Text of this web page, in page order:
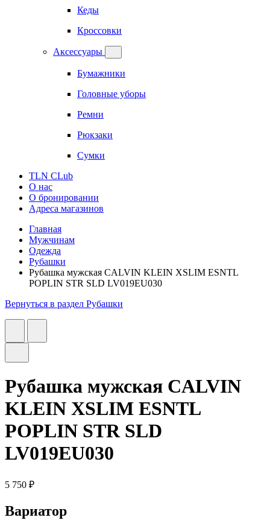
Кеды
Кроссовки
Аксессуары
Бумажники
Головные уборы
Ремни
Рюкзаки
Сумки
TLN CLub
О нас
О бронировании
Адреса магазинов
Главная
Мужчинам
Одежда
Рубашки
Рубашка мужская CALVIN KLEIN XSLIM ESNTL
POPLIN STR SLD LV019EU030
Вернуться в раздел Рубашки
Рубашка мужская CALVIN
KLEIN XSLIM ESNTL
POPLIN STR SLD
LV019EU030
5 750 ₽
Вариатор